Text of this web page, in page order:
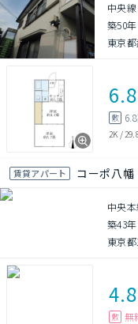
中央
築50年
東京
6.8
敷
2K /
賃貸アパート コーポ八幡
中央
築43年
東京
4.8
敷 無